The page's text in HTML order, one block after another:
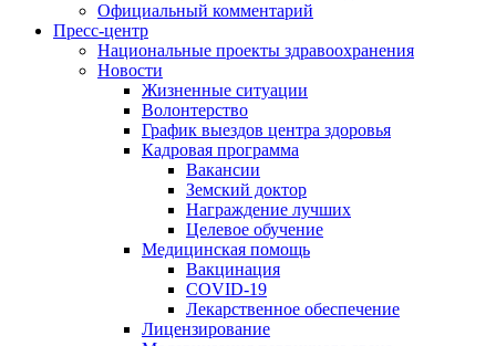
Официальный комментарий
Пресс-центр
Национальные проекты здравоохранения
Новости
Жизненные ситуации
Волонтерство
График выездов центра здоровья
Кадровая программа
Вакансии
Земский доктор
Награждение лучших
Целевое обучение
Медицинская помощь
Вакцинация
COVID-19
Лекарственное обеспечение
Лицензирование